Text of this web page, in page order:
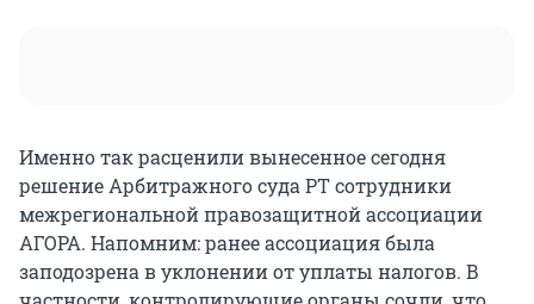
Именно так расценили вынесенное сегодня
решение Арбитражного суда РТ сотрудники
межрегиональной правозащитной ассоциации
АГОРА. Напомним: ранее ассоциация была
заподозрена в уклонении от уплаты налогов. В